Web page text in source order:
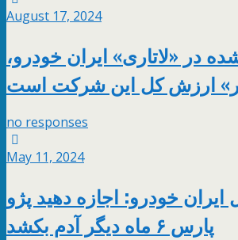
August 17, 2024
در «لاتاری» ایران خودرو،
ارزش کل این شرکت است
no responses
May 11, 2024
ایران خودرو: اجازه دهید پژو
پارس ۶ ماه دیگر آدم بکشد